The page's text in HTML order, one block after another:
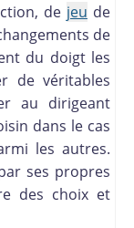
de jeu de
de
du doigt les
de véritables
au dirigeant
dans le cas
les autres.
ses propres
des choix et